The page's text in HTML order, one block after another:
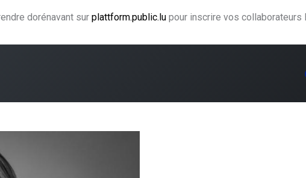
dorénavant sur plattform.public.lu pour inscrire vos collaborateurs